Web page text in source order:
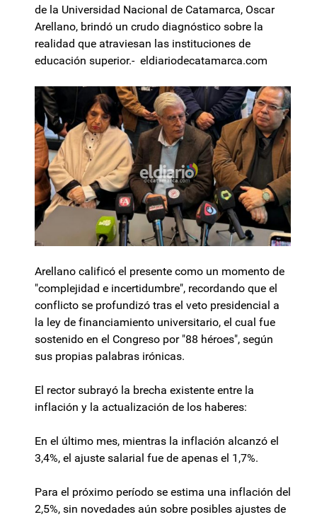
de la Universidad Nacional de Catamarca, Oscar
Arellano, brindó un crudo diagnóstico sobre la
realidad que atraviesan las instituciones de
educación superior.- eldiariodecatamarca.com
Arellano calificó el presente como un momento de
"complejidad e incertidumbre", recordando que el
conflicto se profundizó tras el veto presidencial a
la ley de financiamiento universitario, el cual fue
sostenido en el Congreso por "88 héroes", según
sus propias palabras irónicas.
El rector subrayó la brecha existente entre la
inflación y la actualización de los haberes:
En el último mes, mientras la inflación alcanzó el
3,4%, el ajuste salarial fue de apenas el 1,7%.
Para el próximo período se estima una inflación del
2,5%, sin novedades aún sobre posibles ajustes de